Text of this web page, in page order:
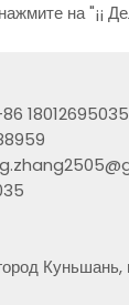
на "¡¡
18012695035
Куньшань,